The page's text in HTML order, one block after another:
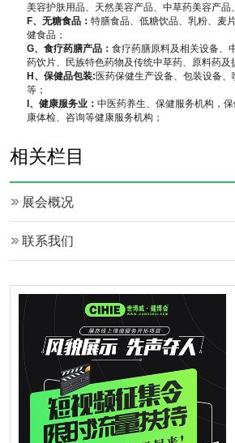
美容护肤用品、天然美容产品、中草药美容产品
F、无糖食品： 特膳食品、低糖饮品、乳粉、麦
健食品；
G、食疗药膳产品： 食疗药膳原料及相关设备、
药饮片、民族特色药物及传统中草药、原料药及
H、保健品包装:医药保健生产设备、包装设备
等；
I、健康服务业： 中医药养生、保健服务机构，
康体检、咨询等健康服务机构；
相关栏目
展会概况
联系我们